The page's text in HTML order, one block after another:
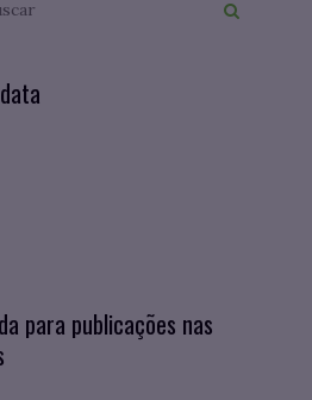
para publicações nas